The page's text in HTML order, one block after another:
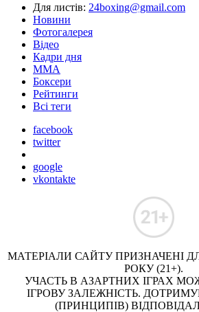
Для листів: 24boxing@gmail.com
Новини
Фотогалерея
Відео
Кадри дня
ММА
Боксери
Рейтинги
Всі теги
facebook
twitter
google
vkontakte
МАТЕРІАЛИ САЙТУ ПРИЗНАЧЕНІ
РОКУ (21+).
УЧАСТЬ В АЗАРТНИХ ІГРАХ
ІГРОВУ ЗАЛЕЖНІСТЬ.
(ПРИНЦИПІВ)